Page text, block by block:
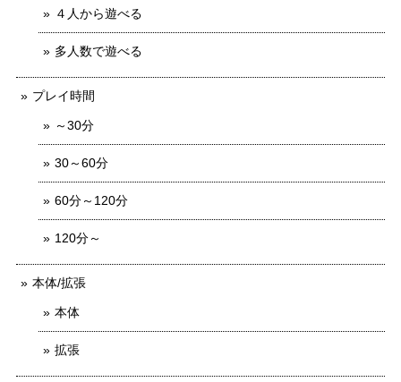
４人から遊べる
多人数で遊べる
プレイ時間
～30分
30～60分
60分～120分
120分～
本体/拡張
本体
拡張